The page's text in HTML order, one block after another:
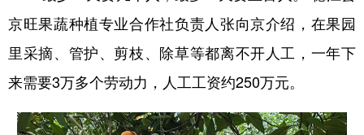
京旺果蔬种植专业合作社负责人张向京介绍，在果园
里采摘、管护、剪枝、除草等都离不开人工，一年下
来需要3万多个劳动力，人工工资约250万元。